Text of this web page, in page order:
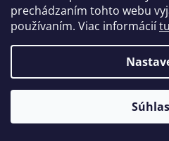
prechádzaním tohto webu
používaním. Viac informáciítu
🌡️ Z dôvodu vysokých teplôt bude
Facebook
securiapro.sk
Adresa predajne